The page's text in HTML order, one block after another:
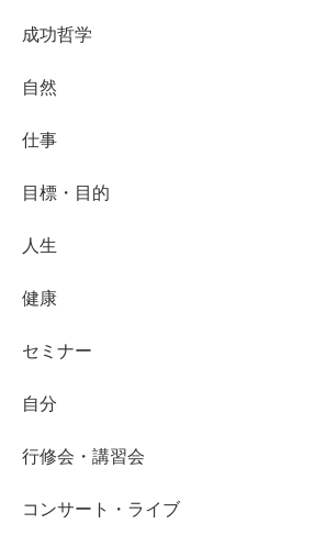
成功哲学
自然
仕事
目標・目的
人生
健康
セミナー
自分
行修会・講習会
コンサート・ライブ